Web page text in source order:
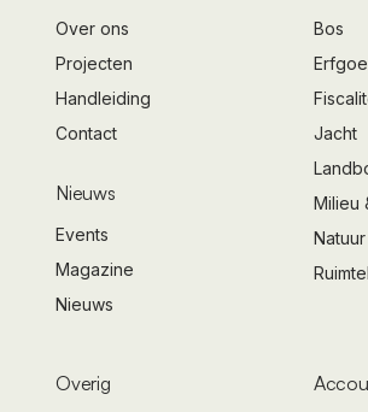
Over ons
Projecten
Handleiding
Contact
Nieuws
Events
Magazine
Nieuws
Bos
Jacht
Milieu
Natuur
Overig